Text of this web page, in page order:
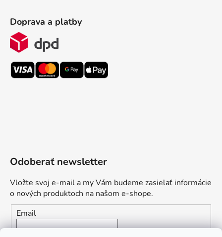
Doprava a platby
Odoberať newsletter
Vložte svoj e-mail a my Vám budeme zasielať informácie
o nových produktoch na našom e-shope.
Email